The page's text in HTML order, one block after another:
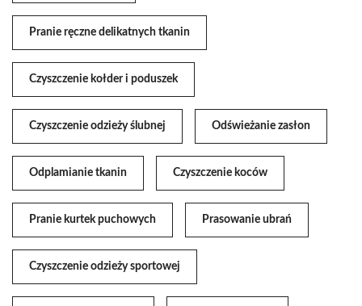
Pranie ręczne delikatnych tkanin
Czyszczenie kołder i poduszek
Czyszczenie odzieży ślubnej Odświeżanie zasłon
Odplamianie tkanin Czyszczenie koców
Pranie kurtek puchowych Prasowanie ubrań
Czyszczenie odzieży sportowej